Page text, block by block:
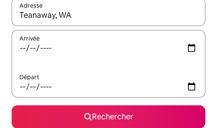
Adresse
Lorsque les résultats s'affichent, utilisez les flèches vers le
Arrivée
Départ
Rechercher